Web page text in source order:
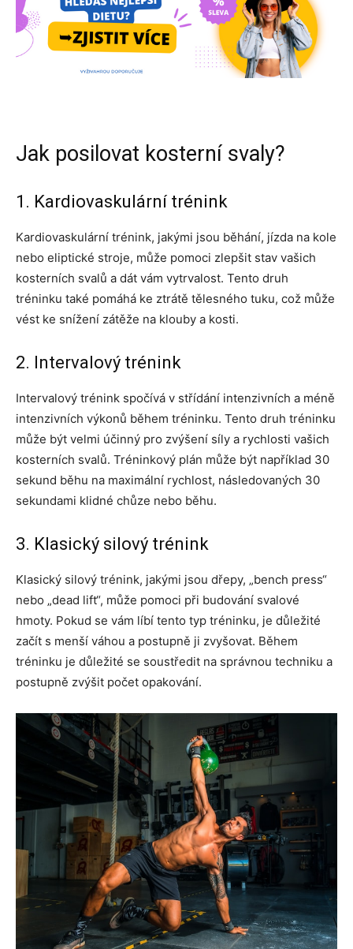
Jak posilovat kosterní svaly?
1. Kardiovaskulární trénink
Kardiovaskulární trénink, jakými jsou běhání, jízda na kole
nebo eliptické stroje, může pomoci zlepšit stav vašich
kosterních svalů a dát vám vytrvalost. Tento druh
tréninku také pomáhá ke ztrátě tělesného tuku, což může
vést ke snížení zátěže na klouby a kosti.
2. Intervalový trénink
Intervalový trénink spočívá v střídání intenzivních a méně
intenzivních výkonů během tréninku. Tento druh tréninku
může být velmi účinný pro zvýšení síly a rychlosti vašich
kosterních svalů. Tréninkový plán může být například 30
sekund běhu na maximální rychlost, následovaných 30
sekundami klidné chůze nebo běhu.
3. Klasický silový trénink
Klasický silový trénink, jakými jsou dřepy, „bench press“
nebo „dead lift“, může pomoci při budování svalové
hmoty. Pokud se vám líbí tento typ tréninku, je důležité
začít s menší váhou a postupně ji zvyšovat. Během
tréninku je důležité se soustředit na správnou techniku a
postupně zvýšit počet opakování.